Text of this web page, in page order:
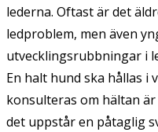
lederna. Oftast är det
ledproblem, men även
utvecklingsrubbningar i
En halt hund ska hållas i
konsulteras om hältan
det uppstår en påtaglig